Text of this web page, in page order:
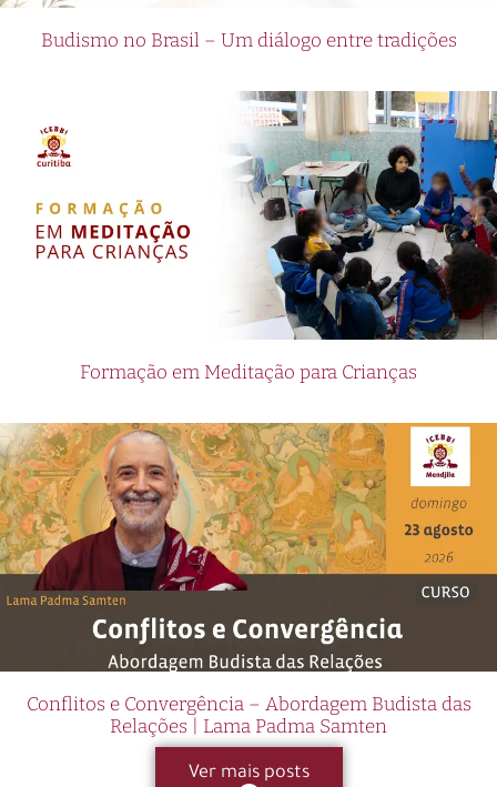
Budismo no Brasil – Um diálogo entre tradições
Formação em Meditação para Crianças
Conflitos e Convergência – Abordagem Budista das
Relações | Lama Padma Samten
Ver mais posts